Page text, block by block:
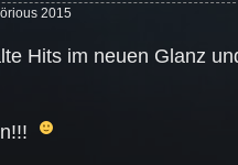
2015
Hits im neuen Glanz